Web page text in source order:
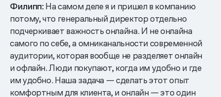
Филипп: На самом деле я и пришел в компанию
потому, что генеральный директор отдельно
подчеркивает важность онлайна. И не онлайна
самого по себе, а омниканальности современной
аудитории, которая вообще не разделяет онлайн
и офлайн. Люди покупают, когда им удобно и где
им удобно. Наша задача — сделать этот опыт
комфортным для клиента, и онлайн — это один